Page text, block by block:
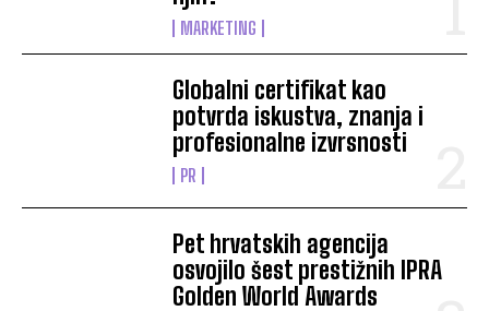
MARKETING
Globalni certifikat kao
potvrda iskustva, znanja i
profesionalne izvrsnosti
PR
Pet hrvatskih agencija
osvojilo šest prestižnih IPRA
Golden World Awards